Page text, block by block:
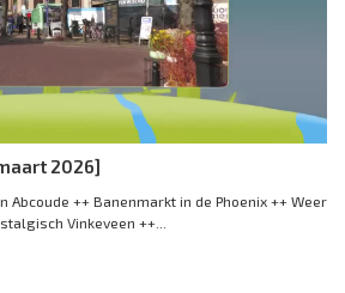
2026]
Abcoude ++ Banenmarkt in de Phoenix ++ Weer
Vinkeveen ++...